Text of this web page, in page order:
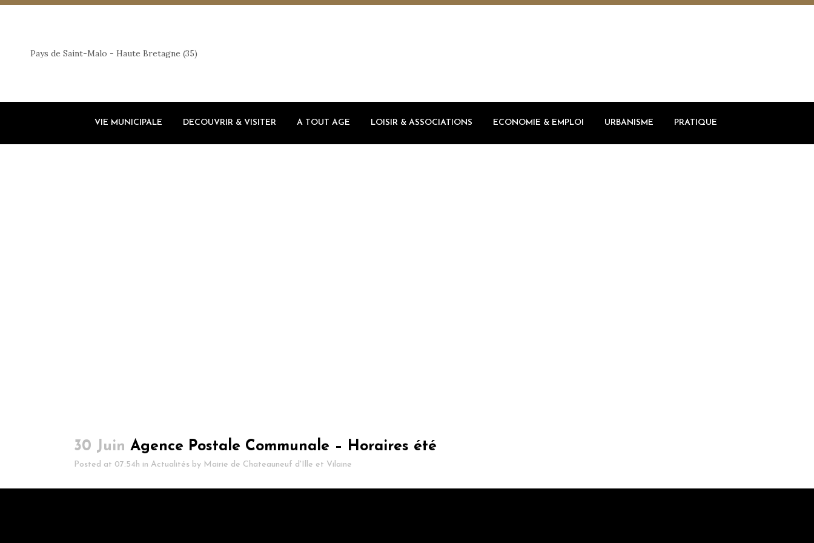
Pays de Saint-Malo - Haute Bretagne (35)
VIE MUNICIPALE DECOUVRIR & VISITER A TOUT AGE LOISIR & ASSOCIATIONS ECONOMIE & EMPLOI URBANISME PRATIQUE
30 Juin Agence Postale Communale – Horaires été
Posted at 07:54h in Actualités by Mairie de Chateauneuf d'Ille et Vilaine